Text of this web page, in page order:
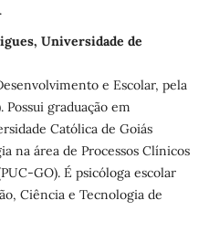
Universidade de
e Escolar, pela
graduação em
Católica de Goiás
na área de Processos Clínicos
GO). É psicóloga escolar
Ciência e Tecnologia de